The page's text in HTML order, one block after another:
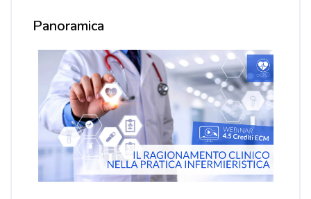
Panoramica